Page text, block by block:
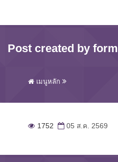
Post created by form
เมนูหลัก
1752 05 ส.ค. 2569